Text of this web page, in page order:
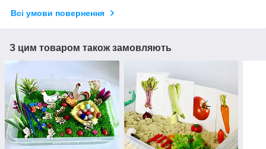
Всі умови повернення
З цим товаром також замовляють